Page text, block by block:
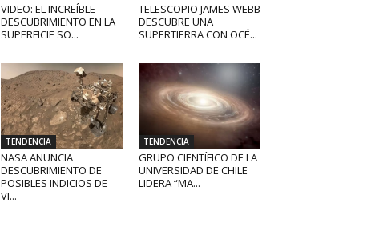
VIDEO: EL INCREÍBLE
DESCUBRIMIENTO EN LA
SUPERFICIE SO...
TELESCOPIO JAMES WEBB
DESCUBRE UNA
SUPERTIERRA CON OCÉ...
TENDENCIA
NASA ANUNCIA
DESCUBRIMIENTO DE
POSIBLES INDICIOS DE
VI...
TENDENCIA
GRUPO CIENTÍFICO DE LA
UNIVERSIDAD DE CHILE
LIDERA “MA...